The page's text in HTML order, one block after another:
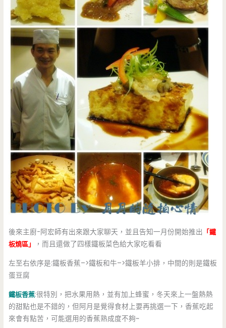
後來主廚-阿宏師有出來跟大家聊天，並且告知一月份開始推出 「鐵
板燒區」
，而且還做了四樣鐵板菜色給大家吃看看
左至右依序是:鐵板香蕉–>鐵板和牛–>鐵板羊小排，中間的則是鐵板
蛋豆腐
鐵板香蕉:很特別，把水果用熱，並有加上蜂蜜，冬天來上一盤熱熱
的甜點也是不錯的，但阿月是覺得食材上要再挑選一下，香蕉吃起
來會有點苦，可能選用的香蕉熟成度不夠~